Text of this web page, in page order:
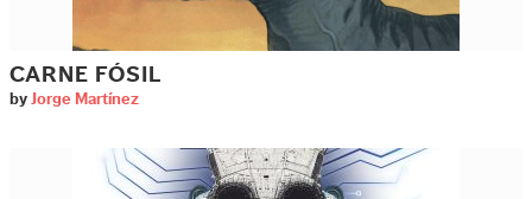
CARNE FÓSIL
by Jorge Martínez